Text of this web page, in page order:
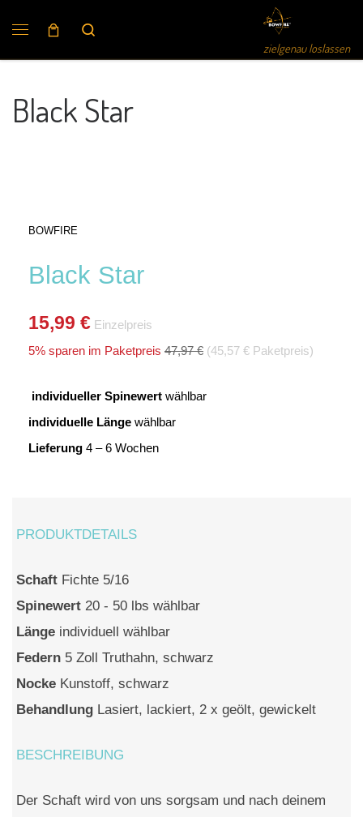
zielgenau loslassen
Black Star
BOWFIRE
Black Star
15,99 € Einzelpreis
5% sparen im Paketpreis 47,97 € (45,57 € Paketpreis)
individueller Spinewert wählbar
individuelle Länge wählbar
Lieferung 4 – 6 Wochen
PRODUKTDETAILS
Schaft Fichte 5/16
Spinewert 20 - 50 lbs wählbar
Länge individuell wählbar
Federn 5 Zoll Truthahn, schwarz
Nocke Kunstoff, schwarz
Behandlung Lasiert, lackiert, 2 x geölt, gewickelt
BESCHREIBUNG
Der Schaft wird von uns sorgsam und nach deinem